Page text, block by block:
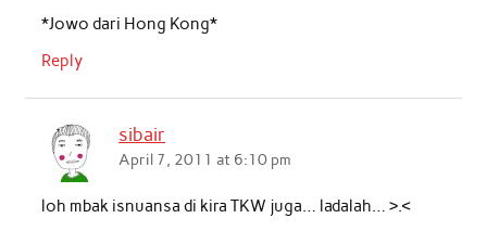
*Jowo dari Hong Kong*
Reply
sibair
April 7, 2011 at 6:10 pm
loh mbak isnuansa di kira TKW juga… ladalah… >.<